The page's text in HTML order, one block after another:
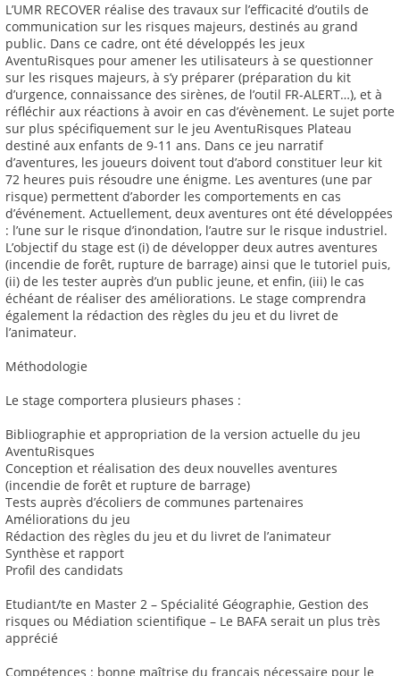
L’UMR RECOVER réalise des travaux sur l’efficacité d’outils de
communication sur les risques majeurs, destinés au grand
public. Dans ce cadre, ont été développés les jeux
AventuRisques pour amener les utilisateurs à se questionner
sur les risques majeurs, à s’y préparer (préparation du kit
d’urgence, connaissance des sirènes, de l’outil FR-ALERT…), et à
réfléchir aux réactions à avoir en cas d’évènement. Le sujet porte
sur plus spécifiquement sur le jeu AventuRisques Plateau
destiné aux enfants de 9-11 ans. Dans ce jeu narratif
d’aventures, les joueurs doivent tout d’abord constituer leur kit
72 heures puis résoudre une énigme. Les aventures (une par
risque) permettent d’aborder les comportements en cas
d’événement. Actuellement, deux aventures ont été développées
: l’une sur le risque d’inondation, l’autre sur le risque industriel.
L’objectif du stage est (i) de développer deux autres aventures
(incendie de forêt, rupture de barrage) ainsi que le tutoriel puis,
(ii) de les tester auprès d’un public jeune, et enfin, (iii) le cas
échéant de réaliser des améliorations. Le stage comprendra
également la rédaction des règles du jeu et du livret de
l’animateur.
Méthodologie
Le stage comportera plusieurs phases :
Bibliographie et appropriation de la version actuelle du jeu
AventuRisques
Conception et réalisation des deux nouvelles aventures
(incendie de forêt et rupture de barrage)
Tests auprès d’écoliers de communes partenaires
Améliorations du jeu
Rédaction des règles du jeu et du livret de l’animateur
Synthèse et rapport
Profil des candidats
Etudiant/te en Master 2 – Spécialité Géographie, Gestion des
risques ou Médiation scientifique – Le BAFA serait un plus très
apprécié
Compétences : bonne maîtrise du français nécessaire pour le